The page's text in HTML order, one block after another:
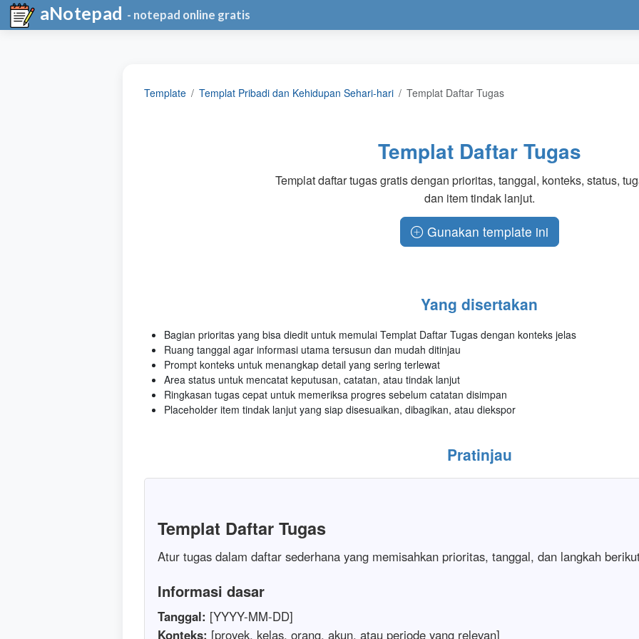
aNotepad - notepad online gratis
Template Templat Pribadi dan Kehidupan Sehari-hari Templat Daftar Tugas
Templat Daftar Tugas
Templat daftar tugas gratis dengan prioritas, tanggal, konteks, status,
dan item tindak lanjut.
Gunakan template ini
Yang disertakan
Bagian prioritas yang bisa diedit untuk memulai Templat Daftar Tugas dengan konteks jelas
Ruang tanggal agar informasi utama tersusun dan mudah ditinjau
Prompt konteks untuk menangkap detail yang sering terlewat
Area status untuk mencatat keputusan, catatan, atau tindak lanjut
Ringkasan tugas cepat untuk memeriksa progres sebelum catatan disimpan
Placeholder item tindak lanjut yang siap disesuaikan, dibagikan, atau diekspor
Pratinjau
Templat Daftar Tugas
Atur tugas dalam daftar sederhana yang memisahkan prioritas, tanggal, dan langkah
Informasi dasar
Tanggal: [YYYY-MM-DD]
Konteks: [proyek, kelas, orang, akun, atau periode yang relevan]